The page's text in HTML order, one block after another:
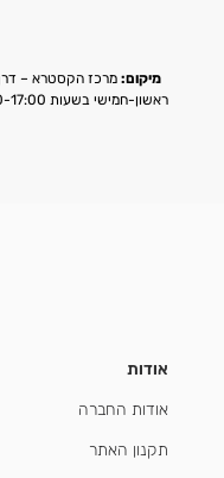
מיקום: מרכז הקסטרא – דרך משה
ראשון-חמישי בשעות 09:00-17:00 | ניתן ליצור קשר במספר
אודות
אודות החברה
תקנון האתר